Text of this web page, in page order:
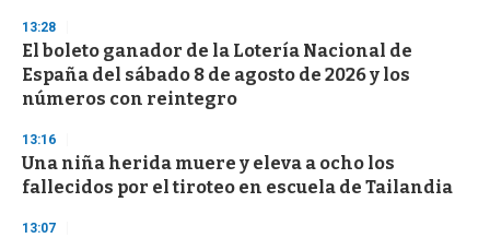
d
s
13:28
El boleto ganador de la Lotería Nacional de
España del sábado 8 de agosto de 2026 y los
números con reintegro
13:16
Una niña herida muere y eleva a ocho los
fallecidos por el tiroteo en escuela de Tailandia
13:07